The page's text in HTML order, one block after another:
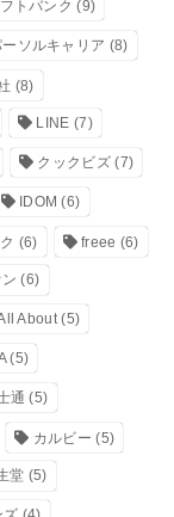
トバンク (9)
ーソルキャリア (8)
(8)
LINE (7)
クックビズ(7)
IDOM (6)
(6) freee (6)
(6)
About(5)
(5)
通 (5)
カルビー (5)
堂 (5)